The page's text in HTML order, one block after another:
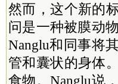
然而，这个新的
问是一种被膜动
Nanglu和同事将
管和囊状的身体
食物。Nanglu说